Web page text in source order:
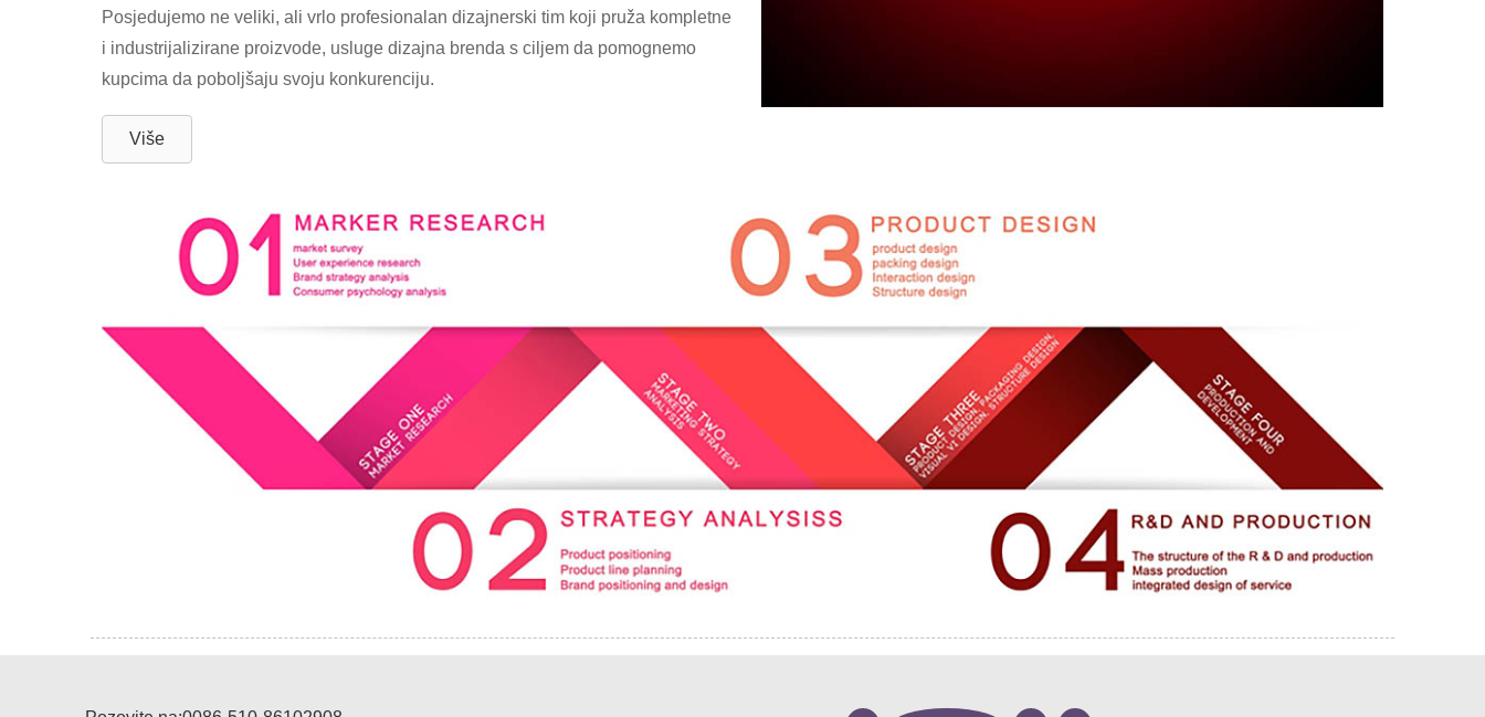
Posjedujemo ne veliki, ali vrlo profesionalan dizajnerski tim koji pruža kompletne
i industrijalizirane proizvode, usluge dizajna brenda s ciljem da pomognemo
kupcima da poboljšaju svoju konkurenciju.
Više